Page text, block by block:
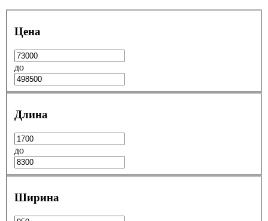
Цена
до
Длина
до
Ширина